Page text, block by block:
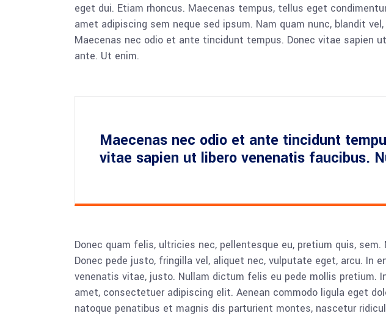
eget dui. Etiam rhoncus. Maecenas tempus, tellus eget
amet adipiscing sem neque sed ipsum. Nam quam nunc, blandit
Maecenas nec odio et ante tincidunt tempus. Donec vitae sapien
ante. Ut enim.
Maecenas nec odio et ante tincidunt
vitae sapien ut libero venenatis faucibus.
Donec quam felis, ultricies nec, pellentesque eu, pretium quis,
Donec pede justo, fringilla vel, aliquet nec, vulputate eget, arcu. In
venenatis vitae, justo. Nullam dictum felis eu pede mollis pretium.
amet, consectetuer adipiscing elit. Aenean commodo ligula eget
natoque penatibus et magnis dis parturient montes, nascetur